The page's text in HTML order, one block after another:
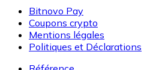
Bitnovo Pay
Coupons crypto
Mentions légales
Politiques et Déclarations